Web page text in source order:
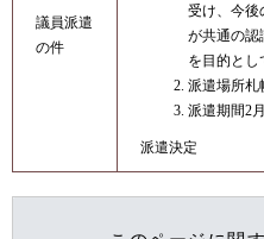
議員派遣
の件
受け、今後
が共通の認
を目的とし
派遣場所札
派遣期間2
派遣決定